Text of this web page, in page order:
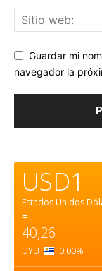
Guardar mi
navegador la
USD1
Estados Unidos
=
40,26
UYU 0,00%